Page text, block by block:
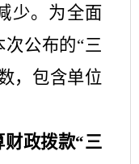
少。为全面
次公布的“三
，包含单位
财政拨款“三